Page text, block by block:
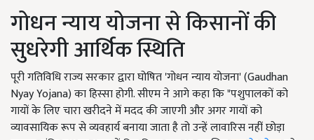
गोधन न्याय योजना से किसानों की
सुधरेगी आर्थिक स्थिति
पूरी गतिविधि राज्य सरकार द्वारा घोषित 'गोधन न्याय योजना' (Gaudhan
Nyay Yojana) का हिस्सा होगी. सीएम ने आगे कहा कि "पशुपालकों को
गायों के लिए चारा खरीदने में मदद की जाएगी और अगर गायों को
व्यावसायिक रूप से व्यवहार्य बनाया जाता है तो उन्हें लावारिस नहीं छोड़ा